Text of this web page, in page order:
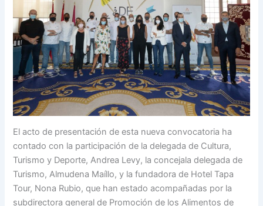
El acto de presentación de esta nueva convocatoria ha
contado con la participación de la delegada de Cultura,
Turismo y Deporte, Andrea Levy, la concejala delegada de
Turismo, Almudena Maíllo, y la fundadora de Hotel Tapa
Tour, Nona Rubio, que han estado acompañadas por la
subdirectora general de Promoción de los Alimentos de